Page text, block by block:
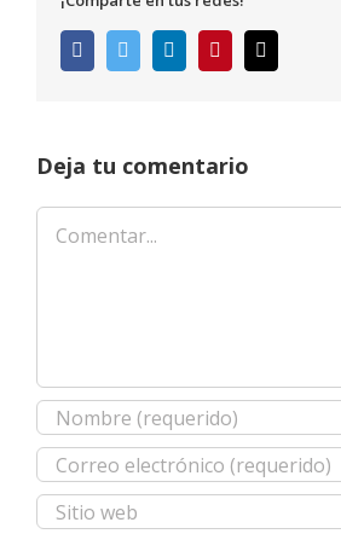
FacebookTwitter LinkedInPinterest
electrónico
Deja tu comentario
Comentar